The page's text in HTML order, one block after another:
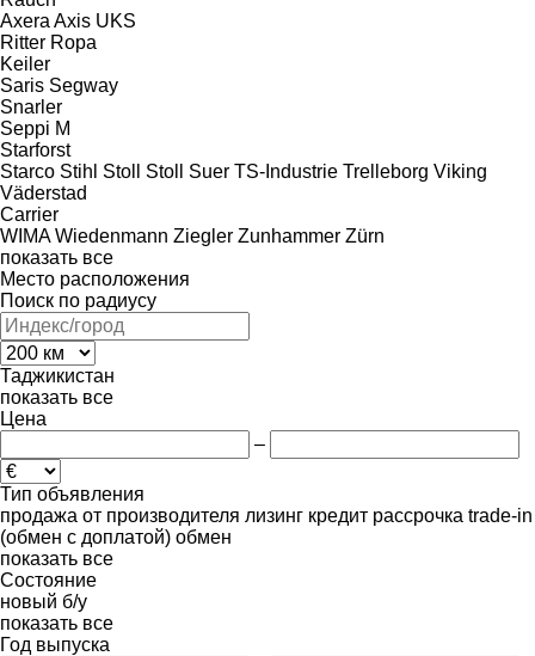
Axera Axis UKS
Ritter Ropa
Keiler
Saris Segway
Snarler
Seppi M
Starforst
Starco Stihl Stoll Stoll Suer TS-Industrie Trelleborg Viking
Väderstad
Carrier
WIMA Wiedenmann Ziegler Zunhammer Zürn
показать все
Место расположения
Поиск по радиусу
Таджикистан
показать все
Цена
–
Тип объявления
продажа от производителя лизинг кредит рассрочка trade-in
(обмен с доплатой) обмен
показать все
Состояние
новый б/у
показать все
Год выпуска